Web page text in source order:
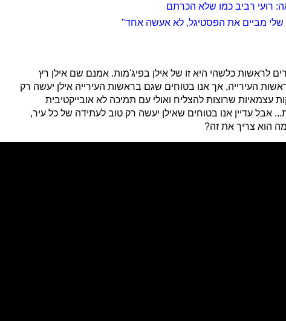
רועי רביב כמו שלא הכרתם
שלי מביים את הפסטיגל, לא אעשה אחד"
לראשות כלשהי היא זו של אילן בפיג'מות. אמנם שם אילן רץ
העירייה, אך אנו בטוחים שגם בראשות העירייה אילן יעשה רק
עצמאיות שרוצות להצליח ואולי עם תמיכה לא אובייקטיבית
אבל עדיין אנו בטוחים שאילן יעשה רק טוב לעתידה של כל עיר,
הוא צריך את זה?